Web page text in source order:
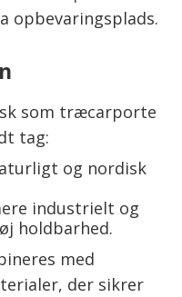
opbevaringsplads.
som træcarporte
tag:
og nordisk
industrielt og
holdbarhed.
med
der sikrer